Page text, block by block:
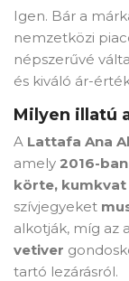
Igen. Bár a
nemzetközi
népszerűvé
és kiváló ár-
Milyen illatú
A Lattafa Ana
amely 2016-ban
körte,
szívjegyeket
alkotják, míg az
vetiver
tartó lezárásról.